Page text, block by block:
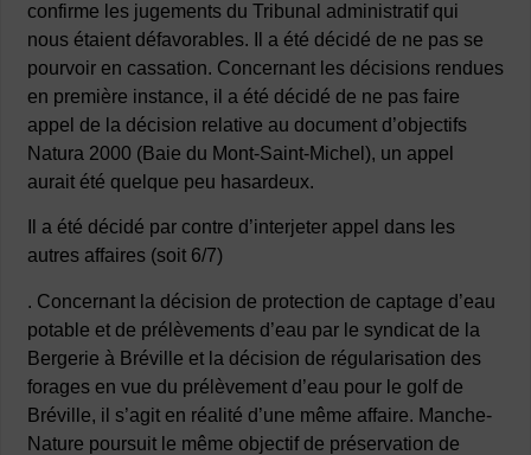
confirme les jugements du Tribunal administratif qui
nous étaient défavorables. Il a été décidé de ne pas se
pourvoir en cassation. Concernant les décisions rendues
en première instance, il a été décidé de ne pas faire
appel de la décision relative au document d’objectifs
Natura 2000 (Baie du Mont-Saint-Michel), un appel
aurait été quelque peu hasardeux.
Il a été décidé par contre d’interjeter appel dans les
autres affaires (soit 6/7)
. Concernant la décision de protection de captage d’eau
potable et de prélèvements d’eau par le syndicat de la
Bergerie à Bréville et la décision de régularisation des
forages en vue du prélèvement d’eau pour le golf de
Bréville, il s’agit en réalité d’une même affaire. Manche-
Nature poursuit le même objectif de préservation de